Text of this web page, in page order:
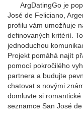
ArgDatingGo je
José de Feliciano,
profilu vám umožňuje
definovaných kritérií.
jednoduchou
Projekt pomáhá najít
pomocí pokročilého
partnera a budujte
chatovat s novými
domluvte si
seznamce San José